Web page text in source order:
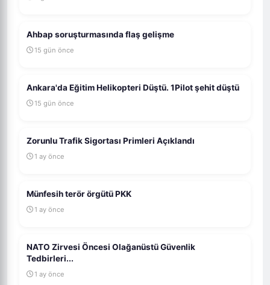
Ahbap soruşturmasında flaş gelişme
15 gün önce
Ankara'da Eğitim Helikopteri Düştü. 1Pilot şehit düştü
15 gün önce
Zorunlu Trafik Sigortası Primleri Açıklandı
1 ay önce
Münfesih terör örgütü PKK
1 ay önce
NATO Zirvesi Öncesi Olağanüstü Güvenlik
Tedbirleri...
1 ay önce